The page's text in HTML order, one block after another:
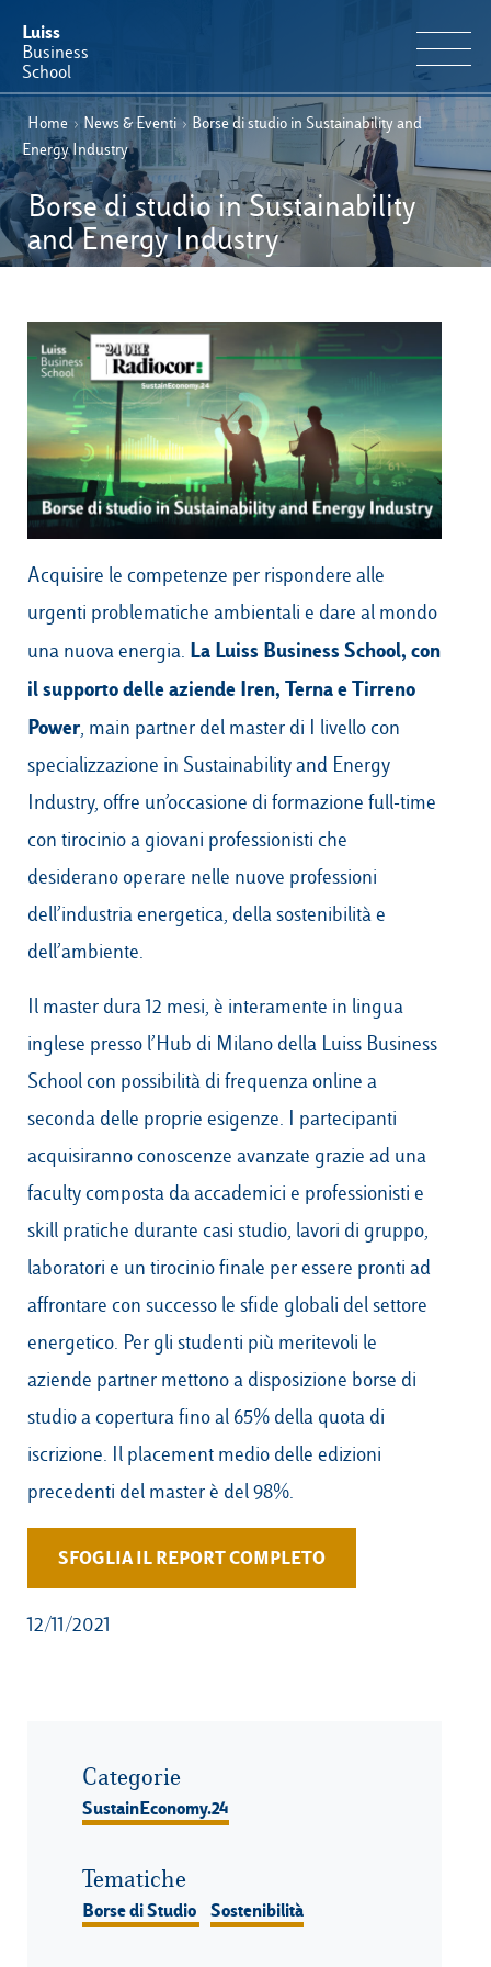
Luiss
Business
School
IT
Offerta Formativa
Perché Luiss Business School
Faculty & Ricerca
News & Eventi
Operation & Students’ Experience
E-Learning
Campus & Hub:
Roma
Belluno
Amsterdam
Dubai
Luiss.it Alumni
Home › News & Eventi › Borse di studio in Sustainability and
Energy Industry
Borse di studio in Sustainability
and Energy Industry
Acquisire le competenze per rispondere alle
urgenti problematiche ambientali e dare al mondo
una nuova energia. La Luiss Business School, con
il supporto delle aziende Iren, Terna e Tirreno
Power, main partner del master di I livello con
specializzazione in Sustainability and Energy
Industry, offre un’occasione di formazione full-time
con tirocinio a giovani professionisti che
desiderano operare nelle nuove professioni
dell’industria energetica, della sostenibilità e
dell’ambiente.
Il master dura 12 mesi, è interamente in lingua
inglese presso l’Hub di Milano della Luiss Business
School con possibilità di frequenza online a
seconda delle proprie esigenze. I partecipanti
acquisiranno conoscenze avanzate grazie ad una
faculty composta da accademici e professionisti e
skill pratiche durante casi studio, lavori di gruppo,
laboratori e un tirocinio finale per essere pronti ad
affrontare con successo le sfide globali del settore
energetico. Per gli studenti più meritevoli le
aziende partner mettono a disposizione borse di
studio a copertura fino al 65% della quota di
iscrizione. Il placement medio delle edizioni
precedenti del master è del 98%.
SFOGLIA IL REPORT COMPLETO
12/11/2021
Categorie
SustainEconomy.24
Tematiche
Borse di Studio Sostenibilità